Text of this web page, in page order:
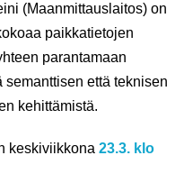
(Maanmittauslaitos) on
paikkatietojen
parantamaan
että teknisen
kehittämistä.
keskiviikkona 23.3. klo